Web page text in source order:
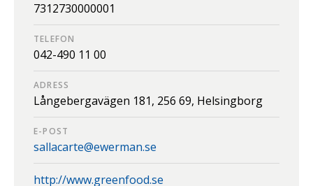
7312730000001
TELEFON
042-490 11 00
ADRESS
Långebergavägen 181, 256 69, Helsingborg
E-POST
sallacarte@ewerman.se
http://www.greenfood.se